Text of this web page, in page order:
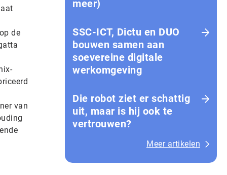
de
van
meer)
SSC-ICT, Dictu en DUO
bouwen samen aan
soevereine digitale
werkomgeving
Die robot ziet er schattig
uit, maar is hij ook te
vertrouwen?
Meer artikelen